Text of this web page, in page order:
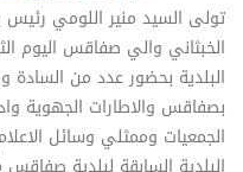
تولى السيد منير اللومي
البلدية بحضور عدد من السادة
بصفاقس والاطارات الجهوية
الجمعيات وممثلي وسائل